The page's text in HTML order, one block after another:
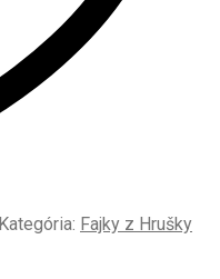
Kategória: Fajky z Hrušky